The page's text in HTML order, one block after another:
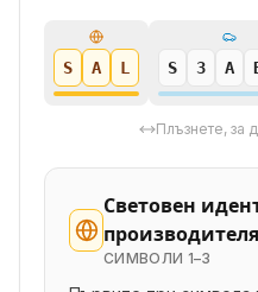
S A L S 3 A
Плъзнете, за
Световен
производителя
СИМВОЛИ 1–3